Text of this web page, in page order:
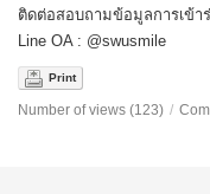
ติดต่อสอบถามข้อมูลการเข้า
Line OA : @swusmile
Print
Number of views (123) /